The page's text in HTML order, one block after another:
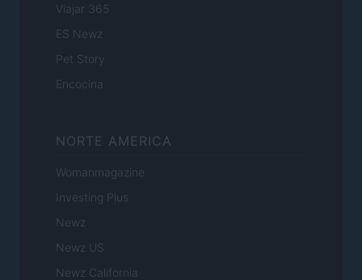
Viajar 365
ES Newz
Pet Story
Encocina
NORTE AMERICA
Womanmagazine
Investing Plus
Newz
Newz US
Newz California